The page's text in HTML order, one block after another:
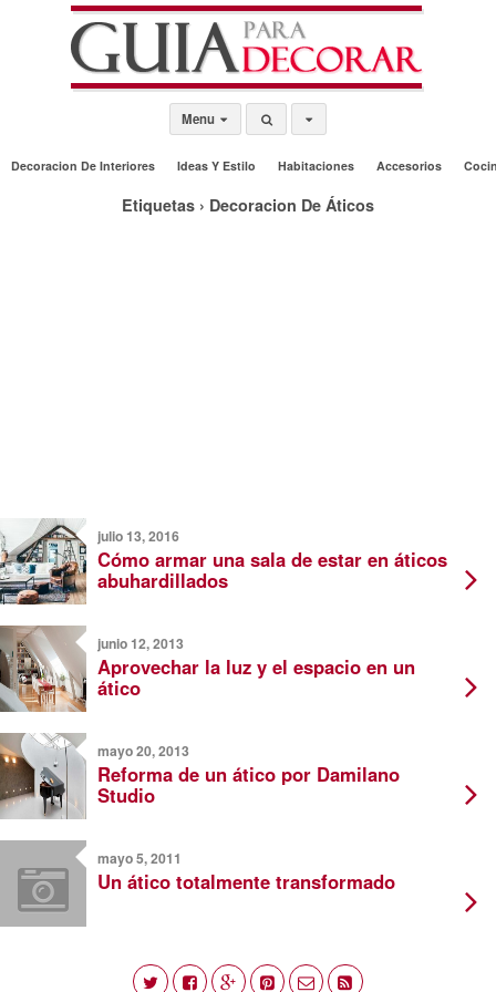
Menu
Decoracion De Interiores Ideas Y Estilo Habitaciones Accesorios
Etiquetas › Decoracion De Áticos
julio 13, 2016
Cómo armar una sala de estar en áticos
abuhardillados
junio 12, 2013
Aprovechar la luz y el espacio en un
ático
mayo 20, 2013
Reforma de un ático por Damilano
Studio
mayo 5, 2011
Un ático totalmente transformado